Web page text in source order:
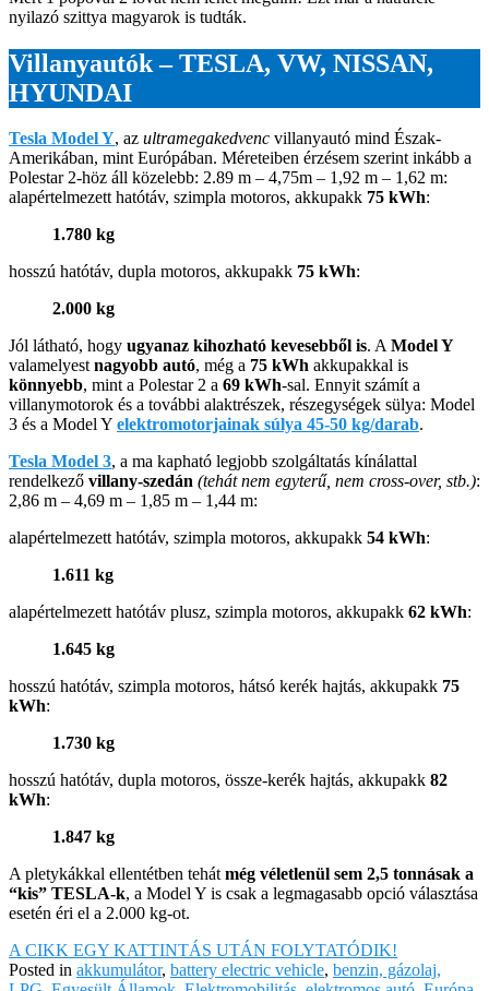
nyilazó szittya magyarok is tudták.
Villanyautók – TESLA, VW, NISSAN,
HYUNDAI
Tesla Model Y, az ultramegakedvenc villanyautó mind Észak-
Amerikában, mint Európában. Méreteiben érzésem szerint inkább a
Polestar 2-höz áll közelebb: 2.89 m – 4,75m – 1,92 m – 1,62 m:
alapértelmezett hatótáv, szimpla motoros, akkupakk 75 kWh:
1.780 kg
hosszú hatótáv, dupla motoros, akkupakk 75 kWh:
2.000 kg
Jól látható, hogy ugyanaz kihozható kevesebből is. AModel Y
valamelyestnagyobb autó, még a 75 kWh akkupakkal is
könnyebb, mint a Polestar 2 a 69 kWh-sal. Ennyit számít a
villanymotorok és a további alaktrészek, részegységek sülya: Model
3 és a Model Y elektromotorjainak súlya 45-50 kg/darab.
Tesla Model 3, a ma kapható legjobb szolgáltatás kínálattal
rendelkező villany-szedán (tehát nem egyterű, nem cross-over, stb.):
2,86 m – 4,69 m – 1,85 m – 1,44 m:
alapértelmezett hatótáv, szimpla motoros, akkupakk 54 kWh:
1.611 kg
alapértelmezett hatótáv plusz, szimpla motoros, akkupakk 62 kWh:
1.645 kg
hosszú hatótáv, szimpla motoros, hátsó kerék hajtás, akkupakk 75
kWh:
1.730 kg
hosszú hatótáv, dupla motoros, össze-kerék hajtás, akkupakk 82
kWh:
1.847 kg
A pletykákkal ellentétben tehátmég véletlenül sem 2,5 tonnásak a
“kis” TESLA-k, a Model Y is csak a legmagasabb opció választása
esetén éri el a 2.000 kg-ot.
A CIKK EGY KATTINTÁS UTÁN FOLYTATÓDIK!
Posted in akkumulátor, battery electric vehicle, benzin, gázolaj,